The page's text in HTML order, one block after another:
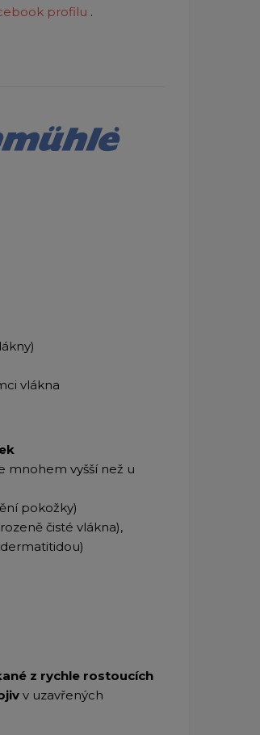
profilu .
vlákna
mnohem vyšší než u
pokožky)
čisté vlákna),
z rychle rostoucích
v uzavřených